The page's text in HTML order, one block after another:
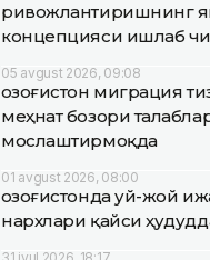
ривожлантиришнинг
концепцияси ишлаб
05 avgust 2026, 09:08
Қозоғистон миграция
меҳнат бозори
мослаштирмоқда
01 avgust 2026, 08:00
Қозоғистонда уй-жой
нархлари қайси